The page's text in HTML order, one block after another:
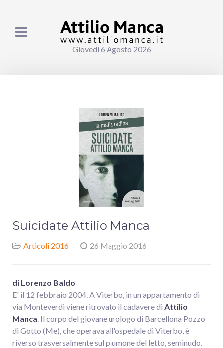
Giovedì 6 Agosto 2026
Suicidate Attilio Manca
Articoli 2016 26 Maggio 2016
di Lorenzo Baldo
E' il 12 febbraio 2004. A Viterbo, in un appartamento di
via Monteverdi viene ritrovato il cadavere di Attilio
Manca. Il corpo del giovane urologo di Barcellona Pozzo
di Gotto (Me), che operava all'ospedale di Viterbo, è
riverso trasversalmente sul piumone del letto, seminudo.